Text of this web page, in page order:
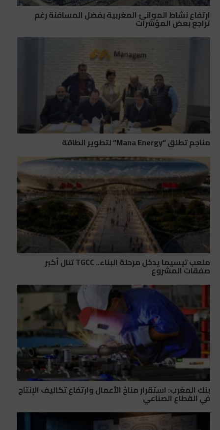
ارتفاع نشاط الموانئ المغربية بفضل المسافنة رغم
تراجع بعض المؤشرات
مناجم تطلق “Mana Energy” لتطوير الطاقة
ملعب تيسيما يدخل مرحلة البناء.. TGCC تنال أكبر
صفقات المشروع
بنك المغرب: استقرار مناخ الأعمال وارتفاع تكاليف الإنتاج
في القطاع الصناعي